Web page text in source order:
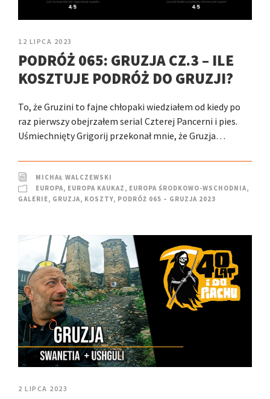
12 LIPCA 2023
PODRÓŻ 065: GRUZJA CZ.3 – ILE
KOSZTUJE PODRÓŻ DO GRUZJI?
To, że Gruzini to fajne chłopaki wiedziałem od kiedy po
raz pierwszy obejrzałem serial Czterej Pancerni i pies.
Uśmiechnięty Grigorij przekonał mnie, że Gruzja…
MICHAŁ WALCZEWSKI
EUROPA, EUROPA KAUKAZ , EUROPA ŚRODKOWO-WSCHODNIA,
GALERIE, GRUZJA, KOSZTY, PODRÓŻ 065 – GRUZJA 2023
2 LIPCA 2023